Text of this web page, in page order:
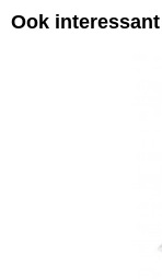
Ook interessant